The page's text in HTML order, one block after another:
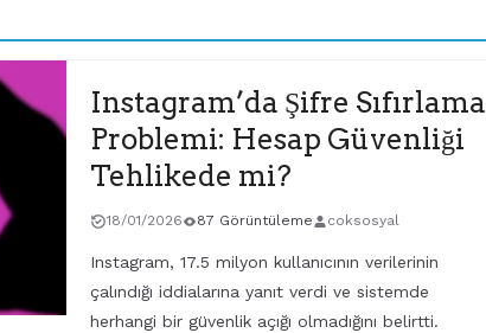
Instagram’da Şifre Sıfırlama
Problemi: Hesap Güvenliği
Tehlikede mi?
18/01/2026 87 Görüntüleme coksosyal
Instagram, 17.5 milyon kullanıcının verilerinin
çalındığı iddialarına yanıt verdi ve sistemde
herhangi bir güvenlik açığı olmadığını belirtti.